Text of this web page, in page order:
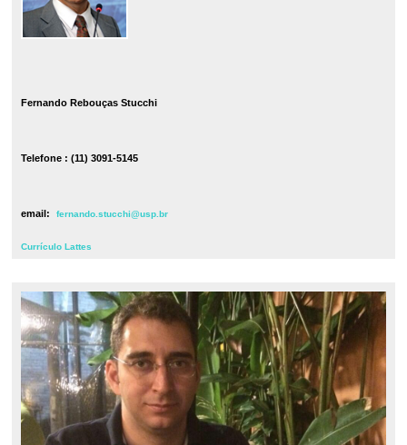
Fernando Rebouças Stucchi
Telefone : (11) 3091-5145
email: fernando.stucchi@usp.br
Currículo Lattes